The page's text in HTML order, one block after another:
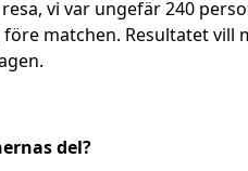
vi var ungefär 240
matchen. Resultatet
del?